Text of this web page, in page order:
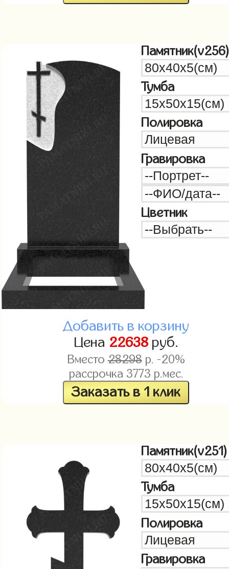
Памятник(v256)
Тумба
Полировка
Гравировка
Цветник
Добавить в корзину
Цена 22638руб.
Вместо28298р. -20%
рассрочка 3773 р.мес.
Заказать в 1 клик
Памятник(v251)
Тумба
Полировка
Гравировка